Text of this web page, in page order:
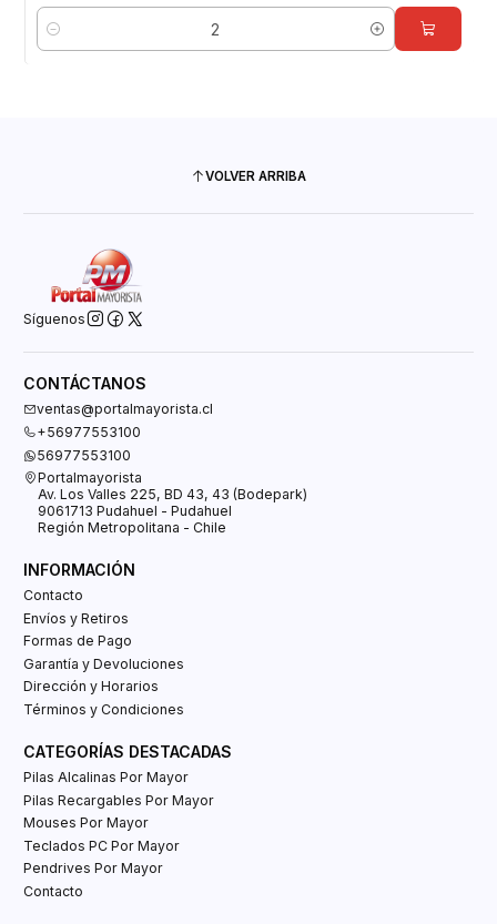
Cantidad
VOLVER ARRIBA
Síguenos
CONTÁCTANOS
ventas@portalmayorista.cl
+56977553100
56977553100
Portalmayorista
Av. Los Valles 225, BD 43, 43 (Bodepark)
9061713 Pudahuel - Pudahuel
Región Metropolitana - Chile
INFORMACIÓN
Contacto
Envíos y Retiros
Formas de Pago
Garantía y Devoluciones
Dirección y Horarios
Términos y Condiciones
CATEGORÍAS DESTACADAS
Pilas Alcalinas Por Mayor
Pilas Recargables Por Mayor
Mouses Por Mayor
Teclados PC Por Mayor
Pendrives Por Mayor
Contacto